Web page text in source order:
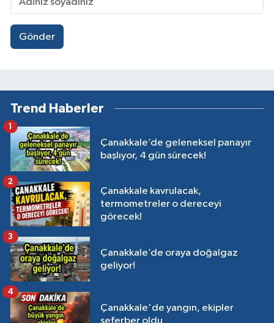
Gönder
Trend Haberler
Çanakkale’de geleneksel panayır
başlıyor, 4 gün sürecek!
1
Çanakkale kavrulacak,
termometreler o dereceyi
görecek!
2
Çanakkale’de oraya doğalgaz
geliyor!
3
Çanakkale'de yangın, ekipler
seferber oldu
4